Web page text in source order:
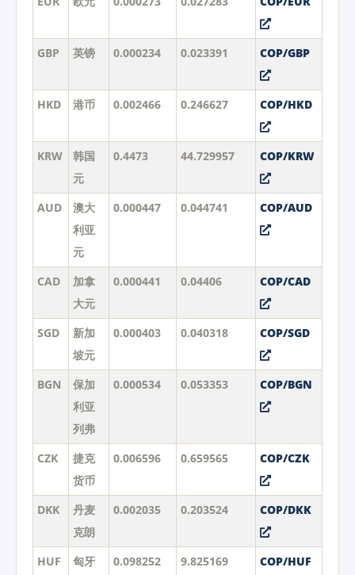
GBP 英镑 0.000234 0.023391 COP/GBP
HKD 港币 0.002466 0.246627 COP/HKD
KRW
韩国
元
0.4473 44.729957 COP/KRW
AUD
澳大
利亚
元
0.000447 0.044741 COP/AUD
CAD
加拿
大元
0.000441 0.04406 COP/CAD
SGD
新加
坡元
0.000403 0.040318 COP/SGD
BGN
保加
利亚
列弗
0.000534 0.053353 COP/BGN
CZK
捷克
货币
0.006596 0.659565 COP/CZK
DKK
丹麦
克朗
0.002035 0.203524 COP/DKK
HUF
匈牙
0.098252 9.825169 COP/HUF